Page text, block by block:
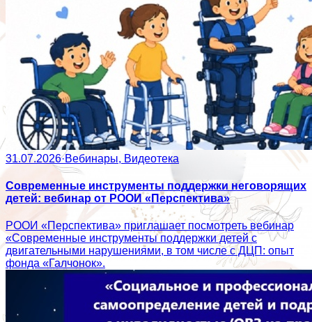
31.07.2026·Вебинары, Видеотека
Современные инструменты поддержки неговорящих
детей: вебинар от РООИ «Перспектива»
РООИ «Перспектива» приглашает посмотреть вебинар
«Современные инструменты поддержки детей с
двигательными нарушениями, в том числе с ДЦП: опыт
фонда «Галчонок».